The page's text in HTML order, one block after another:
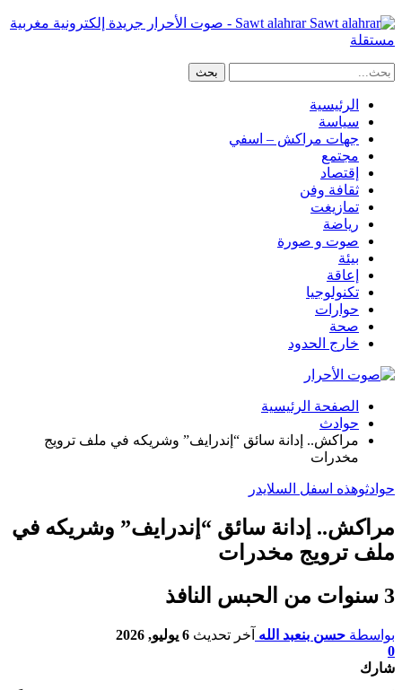
Sawt alahrar - صوت الأحرار جريدة إلكترونية مغربية
مستقلة
الرئيسية
سياسة
جهات مراكش – اسفي
مجتمع
إقتصاد
ثقافة وفن
تمازيغت
رياضة
صوت و صورة
بيئة
إعاقة
تكنولوجيا
حوارات
صحة
خارج الحدود
الصفحة الرئيسية
حوادث
مراكش.. إدانة سائق “إندرايف” وشريكه في ملف ترويج
مخدرات
حوادثوهذه اسفل السلايدر
مراكش.. إدانة سائق “إندرايف” وشريكه في
ملف ترويج مخدرات
3 سنوات من الحبس النافذ
بواسطة حسن بنعبد الله آخر تحديث 6 يوليو, 2026
0
شارك